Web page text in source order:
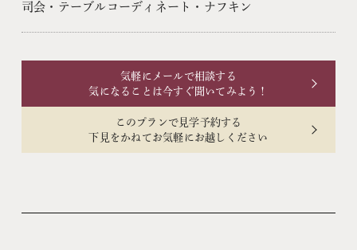
司会・テーブルコーディネート・ナフキン
気軽にメールで相談する
気になることは今すぐ聞いてみよう！
このプランで見学予約する
下見をかねてお気軽にお越しください